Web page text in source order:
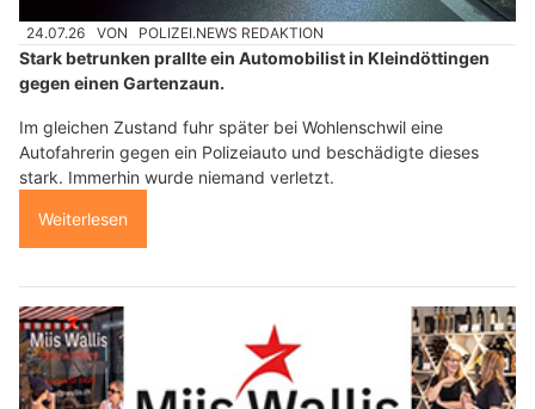
24.07.26 VON POLIZEI.NEWS REDAKTION
Stark betrunken prallte ein Automobilist in Kleindöttingen
gegen einen Gartenzaun.
Im gleichen Zustand fuhr später bei Wohlenschwil eine
Autofahrerin gegen ein Polizeiauto und beschädigte dieses
stark. Immerhin wurde niemand verletzt.
Weiterlesen